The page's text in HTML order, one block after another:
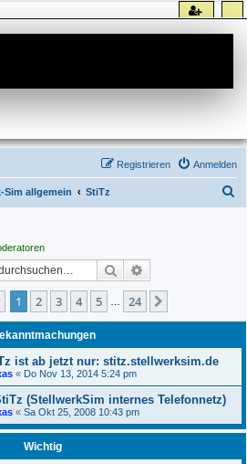
Anmelden
Registrieren
Sim allgemein StiTz
Suche
Seite 1von 24
1 2 3 4 5 24
ist ab jetzt nur: stitz.stellwerksim.de
« Do Nov 13, 2014 5:24 pm
(StellwerkSim internes Telefonnetz)
« Sa Okt 25, 2008 10:43 pm
Wichtig